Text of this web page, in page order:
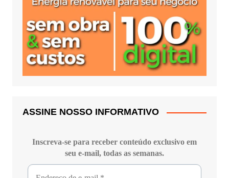
ASSINE NOSSO INFORMATIVO
Inscreva-se para receber conteúdo exclusivo em
seu e-mail, todas as semanas.